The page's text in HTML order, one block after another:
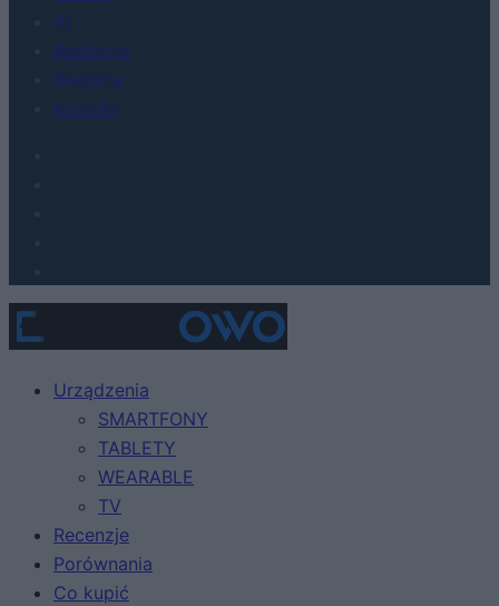
AI
Redakcja
Reklama
Kontakt
Urządzenia
SMARTFONY
TABLETY
WEARABLE
TV
Recenzje
Porównania
Co kupić